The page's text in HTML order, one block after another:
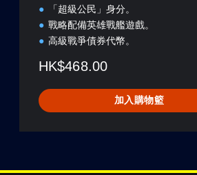
「超級公民」身分。
戰略配備英雄戰艦遊戲。
高級戰爭債券代幣。
HK$468.00
加入購物籃